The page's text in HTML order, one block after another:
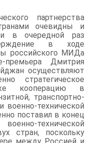
партнерства
очевидны и
в очередной раз
в ходе
российского МИДа
Дмитрия
осуществляют
стратегическое
кооперацию в
транспортно-
военно-технической
поставил в конец
технической
стран, поскольку